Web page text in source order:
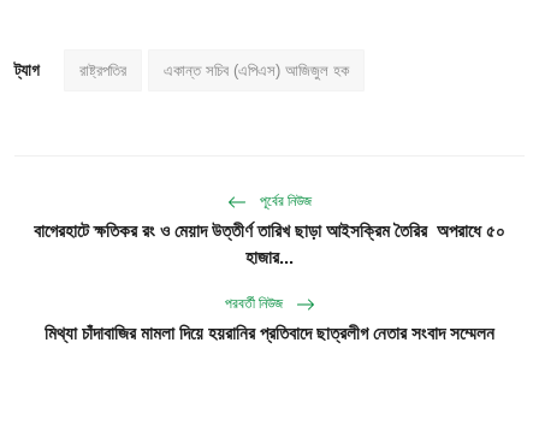
ট্যাগ রাষ্ট্রপতির একান্ত সচিব (এপিএস) আজিজুল হক
পূর্বের নিউজ
বাগেরহাটে ক্ষতিকর রং ও মেয়াদ উত্তীর্ণ তারিখ ছাড়া আইসক্রিম তৈরির অপরাধে ৫০
হাজার...
পরবর্তী নিউজ
মিথ্যা চাঁদাবাজির মামলা দিয়ে হয়রানির প্রতিবাদে ছাত্রলীগ নেতার সংবাদ সম্মেলন